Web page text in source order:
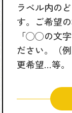
ラベル内の
す。ご希望
「◯◯の文
ださい。（
更希望…等。